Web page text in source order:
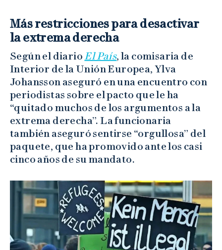
Más restricciones para desactivar
la extrema derecha
Según el diarioEl País, la comisaria de
Interior de la Unión Europea, Ylva
Johansson aseguró en una encuentro con
periodistas sobre el pacto que le ha
“quitado muchos de los argumentos a la
extrema derecha”. La funcionaria
también aseguró sentirse “orgullosa” del
paquete, que ha promovido ante los casi
cinco años de su mandato.